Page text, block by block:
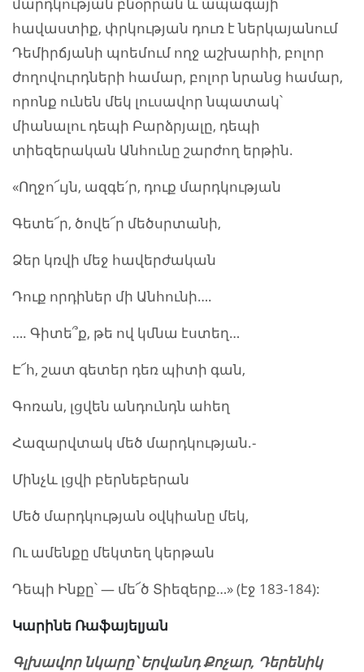
հավաստիք, փրկության դուռ է ներկայանում
Դեմիրճյանի պոեմում ողջ աշխարհի, բոլոր
ժողովուրդների համար, բոլոր նրանց համար,
որոնք ունեն մեկ լուսավոր նպատակ՝
միանալու դեպի Բարձրյալը, դեպի
տիեզերական Անհունը շարժող երթին.
«Ողջո՜ւյն, ազգե՛ր, դուք մարդկության
Գետե՜ր, ծովե՜ր մեծսրտանի,
Ձեր կռվի մեջ հավերժական
Դուք որդիներ մի Անհունի….
…. Գիտե՞ք, թե ով կմնա էստեղ…
Է՜հ, շատ գետեր դեռ պիտի գան,
Գոռան, լցվեն անդունդն ահեղ
Հազարվտակ մեծ մարդկության.-
Մինչև լցվի բերնեբերան
Մեծ մարդկության օվկիանը մեկ,
Ու ամենքը մեկտեղ կերթան
Դեպի Ինքը՝ — մե՜ծ Տիեզերք…» (էջ 183-184):
Կարինե Ռաֆայելյան
Գլխավոր նկարը՝ Երվանդ Քոչար, Դերենիկ